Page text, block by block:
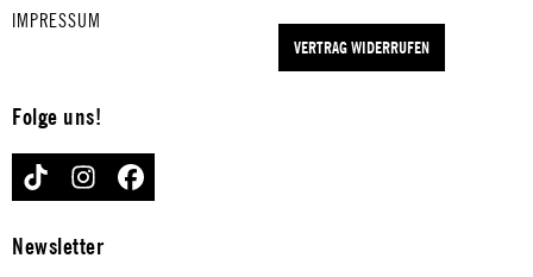
IMPRESSUM
VERTRAG WIDERRUFEN
Folge uns!
TIKTOK INSTAGRAMFACEBOOK
Newsletter